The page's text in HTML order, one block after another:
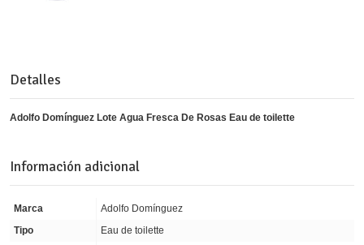
Detalles
Adolfo Domínguez Lote Agua Fresca De Rosas Eau de toilette
Información adicional
Marca
Adolfo Domínguez
Tipo
Eau de toilette